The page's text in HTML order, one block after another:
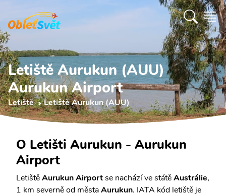
Letiště Aurukun (AUU)
Aurukun Airport
Letiště Letiště Aurukun (AUU)
O Letišti Aurukun - Aurukun
Airport
LetištěAurukun Airportse nachází ve státěAustrálie,
1 km severně od městaAurukun. IATA kód letiště je